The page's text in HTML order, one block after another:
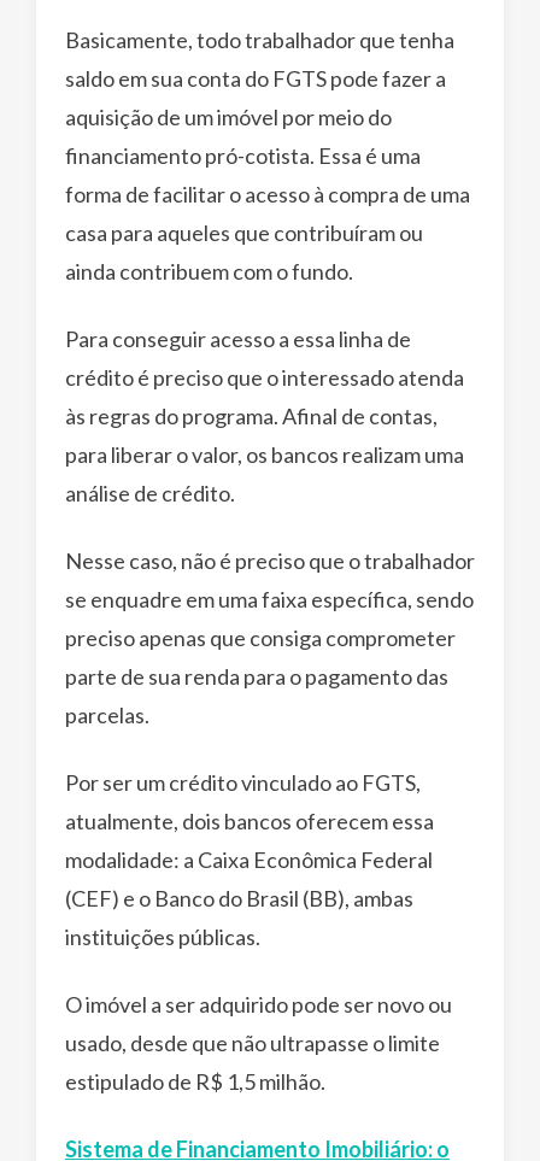
Basicamente, todo trabalhador que tenha
saldo em sua conta do FGTS pode fazer a
aquisição de um imóvel por meio do
financiamento pró-cotista. Essa é uma
forma de facilitar o acesso à compra de uma
casa para aqueles que contribuíram ou
ainda contribuem com o fundo.
Para conseguir acesso a essa linha de
crédito é preciso que o interessado atenda
às regras do programa. Afinal de contas,
para liberar o valor, os bancos realizam uma
análise de crédito.
Nesse caso, não é preciso que o trabalhador
se enquadre em uma faixa específica, sendo
preciso apenas que consiga comprometer
parte de sua renda para o pagamento das
parcelas.
Por ser um crédito vinculado ao FGTS,
atualmente, dois bancos oferecem essa
modalidade: a Caixa Econômica Federal
(CEF) e o Banco do Brasil (BB), ambas
instituições públicas.
O imóvel a ser adquirido pode ser novo ou
usado, desde que não ultrapasse o limite
estipulado de R$ 1,5 milhão.
Sistema de Financiamento Imobiliário: o